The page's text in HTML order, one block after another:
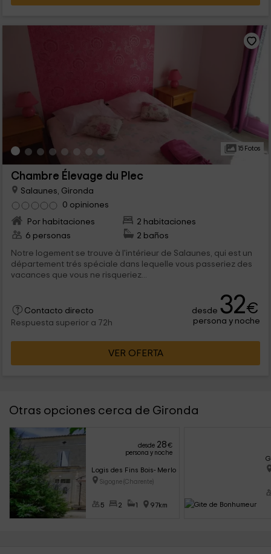
15 Fotos
Chambre Élevage du Plec
Salaunes, Gironda
0 opiniones
Por habitaciones
2 habitaciones
6 personas
2 baños
Notre logement se trouve à l'intérieur de Salaunes, qui est un
département trés spéciale dans lequelle vous passeriez des
vacances que vous ne risqueriez...
Contacto directo
Respuesta superior a 72h
desde 32€
persona y noche
VER OFERTA
Otras opciones cerca de Gironda
desde 28€
persona y noche
Logis des Fins Bois- Merlot
Sigogne (Charente)
5 2 1 97km